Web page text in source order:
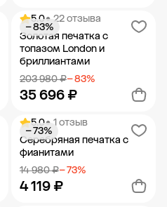
Добавить в корзину
5.0• 22 отзыва
Золотая печатка с
топазом London и
бриллиантами
203 980 ₽− 83%
35 696 ₽
− 83%
Добавить в корзину
5.0• 1 отзыв
Серебряная печатка с
фианитами
14 980 ₽− 73%
4 119 ₽
− 73%